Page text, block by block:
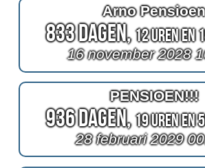
Arno
833 Dagen,12 Uren en
16 november 2028
PENSIOEN!!!
936 Dagen,19 Uren en
28 februari 2029